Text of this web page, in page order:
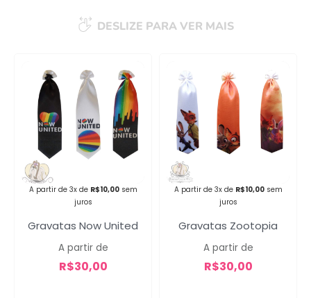
DESLIZE PARA VER MAIS
A partir de 3x de R$10,00 sem
juros
Gravatas Now United
A partir de
R$30,00
A partir de 3x de R$10,00 sem
juros
Gravatas Zootopia
A partir de
R$30,00
Campanha lançada com
sucesso!